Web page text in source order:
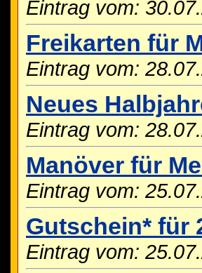
Eintrag vom:
Freikarten für
Eintrag vom:
Neues
Eintrag vom:
Manöver für
Eintrag vom:
Gutschein* für
Eintrag vom: